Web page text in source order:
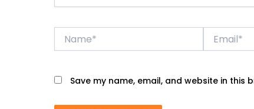
Save my name, email, and website in